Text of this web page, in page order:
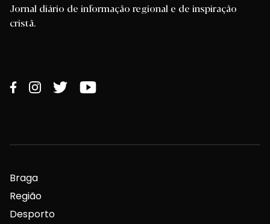
Jornal diário de informação regional e de inspiração
cristã.
Braga
Região
Desporto